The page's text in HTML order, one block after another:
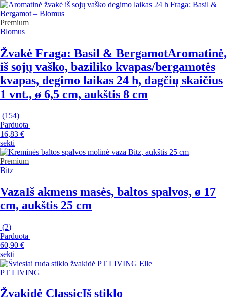
Premium
Blomus
Žvakė Fraga: Basil & BergamotAromatinė,
iš sojų vaško, baziliko kvapas/bergamotės
kvapas, degimo laikas 24 h, dagčių skaičius
1 vnt., ø 6,5 cm, aukštis 8 cm
(154)
Parduota
16,83 €
sekti
Premium
Bitz
VazaIš akmens masės, baltos spalvos, ø 17
cm, aukštis 25 cm
(2)
Parduota
60,90 €
sekti
PT LIVING
Žvakidė ClassicIš stiklo